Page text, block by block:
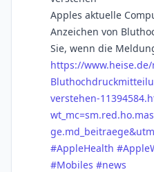
Apples aktuelle
Anzeichen von
Sie, wenn die
https://www.
Bluthoc
verstehen-
#AppleHealth #
#Mobiles #news